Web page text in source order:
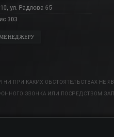
ул. Радлова 65
303
ПРИ КАКИХ ОБСТОЯТЕЛЬСТВАХ НЕ
ЗВОНКА ИЛИ ПОСРЕДСТВОМ